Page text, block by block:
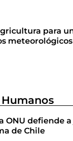
para
ONU defiende
de Chile